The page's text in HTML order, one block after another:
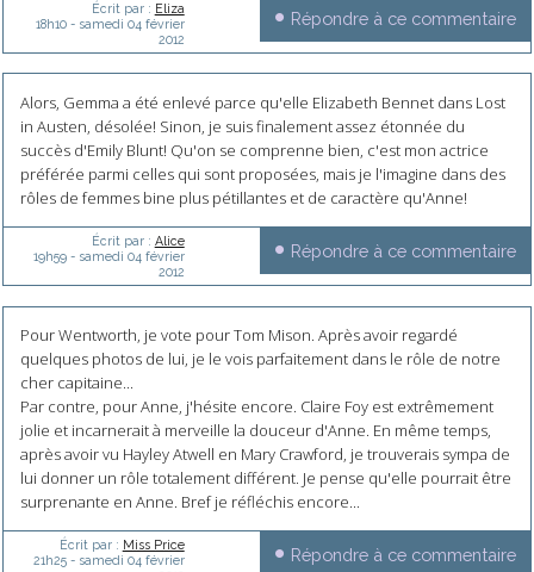
Écrit par : Eliza
18h10- samedi 04 février
2012
Répondre à ce commentaire
Alors, Gemma a été enlevé parce qu'elle Elizabeth Bennet dans Lost
in Austen, désolée! Sinon, je suis finalement assez étonnée du
succès d'Emily Blunt! Qu'on se comprenne bien, c'est mon actrice
préférée parmi celles qui sont proposées, mais je l'imagine dans des
rôles de femmes bine plus pétillantes et de caractère qu'Anne!
Écrit par : Alice
19h59- samedi 04 février
2012
Répondre à ce commentaire
Pour Wentworth, je vote pour Tom Mison. Après avoir regardé
quelques photos de lui, je le vois parfaitement dans le rôle de notre
cher capitaine...
Par contre, pour Anne, j'hésite encore. Claire Foy est extrêmement
jolie et incarnerait à merveille la douceur d'Anne. En même temps,
après avoir vu Hayley Atwell en Mary Crawford, je trouverais sympa de
lui donner un rôle totalement différent. Je pense qu'elle pourrait être
surprenante en Anne. Bref je réfléchis encore...
Écrit par : Miss Price
21h25- samedi 04 février
Répondre à ce commentaire